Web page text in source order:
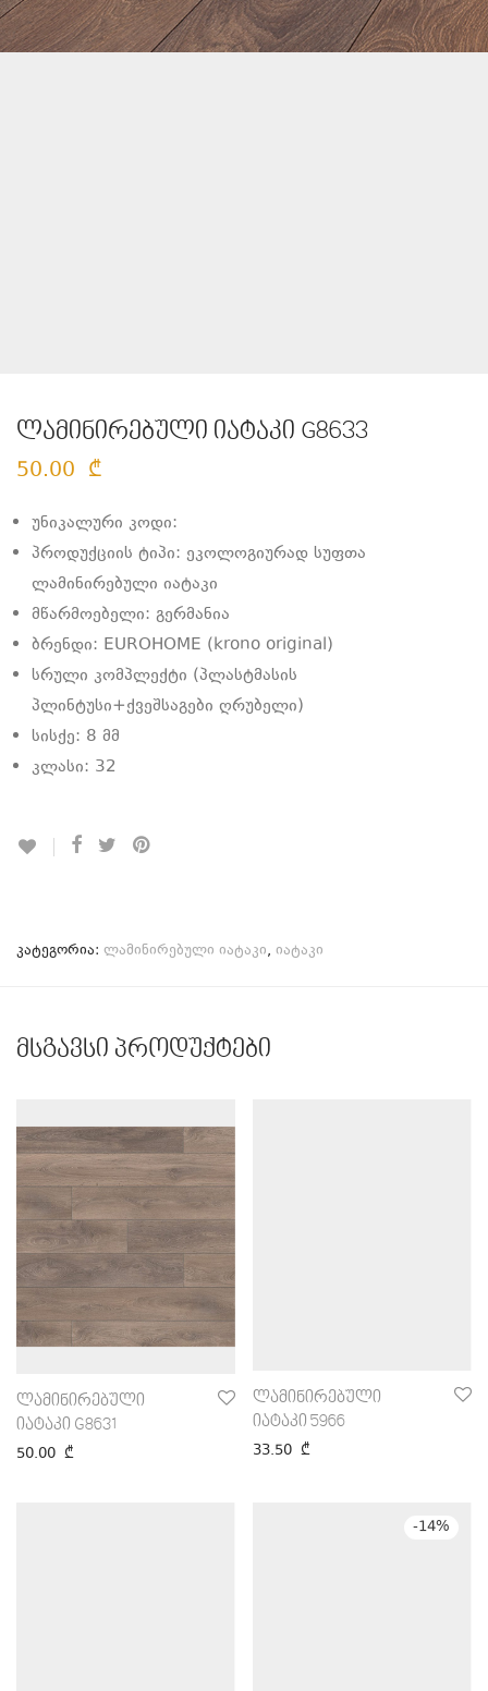
ლამინირებული იატაკი G8633
50.00 ₾
უნიკალური კოდი:
პროდუქციის ტიპი: ეკოლოგიურად სუფთა
ლამინირებული იატაკი
მწარმოებელი: გერმანია
ბრენდი: EUROHOME (krono original)
სრული კომპლექტი (პლასტმასის
პლინტუსი+ქვეშსაგები ღრუბელი)
სისქე: 8 მმ
კლასი: 32
კატეგორია: ლამინირებული იატაკი, იატაკი
მსგავსი პროდუქტები
ლამინირებული
იატაკი G8631
50.00 ₾
ლამინირებული
იატაკი 5966
33.50 ₾
-14%